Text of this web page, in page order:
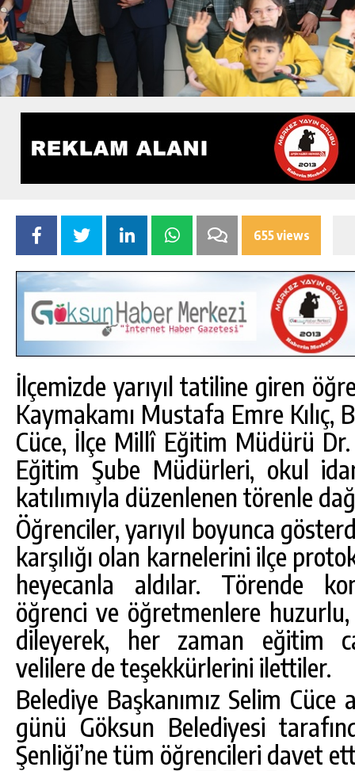
655 views
İlçemizde yarıyıl tatiline giren
Kaymakamı Mustafa Emre Kılıç,
Cüce, İlçe Millî Eğitim Müdürü
Eğitim Şube Müdürleri, okul
katılımıyla düzenlenen törenle
Öğrenciler, yarıyıl boyunca
karşılığı olan karnelerini ilçe
heyecanla aldılar. Törende
öğrenci ve öğretmenlere
dileyerek, her zaman eğitim
velilere de teşekkürlerini ilettiler.
Belediye Başkanımız Selim Cüce
günü Göksun Belediyesi
Şenliği’ne tüm öğrencileri davet
GÜNLÜK HABER AKIŞI
GÖKSUN HAFIZLIK KIZ KUR’AN KURSU
ÖĞRENCILERINE DARENDE GEZISI.